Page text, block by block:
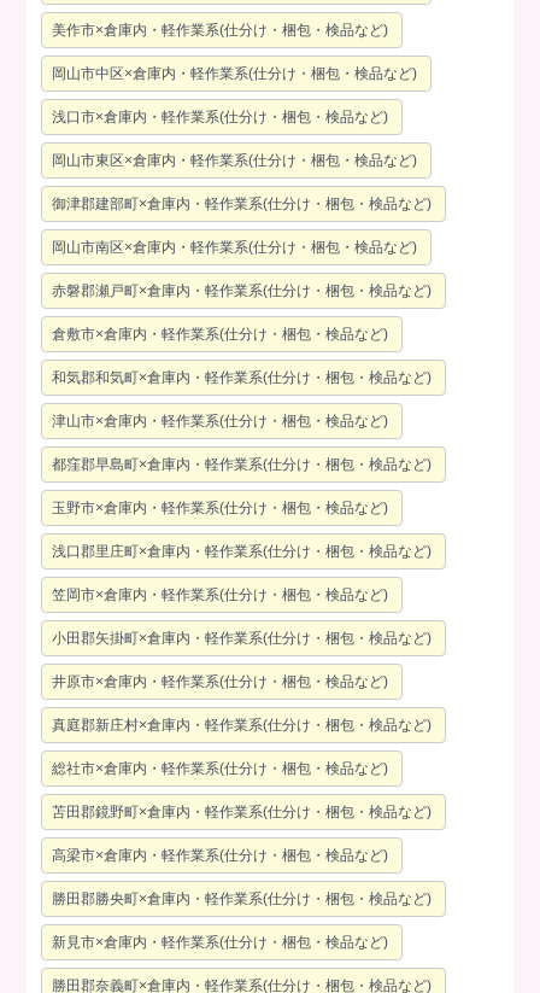
美作市×倉庫内・軽作業系(仕分け・梱包・検品など)
岡山市中区×倉庫内・軽作業系(仕分け・梱包・検品など)
浅口市×倉庫内・軽作業系(仕分け・梱包・検品など)
岡山市東区×倉庫内・軽作業系(仕分け・梱包・検品など)
御津郡建部町×倉庫内・軽作業系(仕分け・梱包・検品など)
岡山市南区×倉庫内・軽作業系(仕分け・梱包・検品など)
赤磐郡瀬戸町×倉庫内・軽作業系(仕分け・梱包・検品など)
倉敷市×倉庫内・軽作業系(仕分け・梱包・検品など)
和気郡和気町×倉庫内・軽作業系(仕分け・梱包・検品など)
津山市×倉庫内・軽作業系(仕分け・梱包・検品など)
都窪郡早島町×倉庫内・軽作業系(仕分け・梱包・検品など)
玉野市×倉庫内・軽作業系(仕分け・梱包・検品など)
浅口郡里庄町×倉庫内・軽作業系(仕分け・梱包・検品など)
笠岡市×倉庫内・軽作業系(仕分け・梱包・検品など)
小田郡矢掛町×倉庫内・軽作業系(仕分け・梱包・検品など)
井原市×倉庫内・軽作業系(仕分け・梱包・検品など)
真庭郡新庄村×倉庫内・軽作業系(仕分け・梱包・検品など)
総社市×倉庫内・軽作業系(仕分け・梱包・検品など)
苫田郡鏡野町×倉庫内・軽作業系(仕分け・梱包・検品など)
高梁市×倉庫内・軽作業系(仕分け・梱包・検品など)
勝田郡勝央町×倉庫内・軽作業系(仕分け・梱包・検品など)
新見市×倉庫内・軽作業系(仕分け・梱包・検品など)
勝田郡奈義町×倉庫内・軽作業系(仕分け・梱包・検品など)